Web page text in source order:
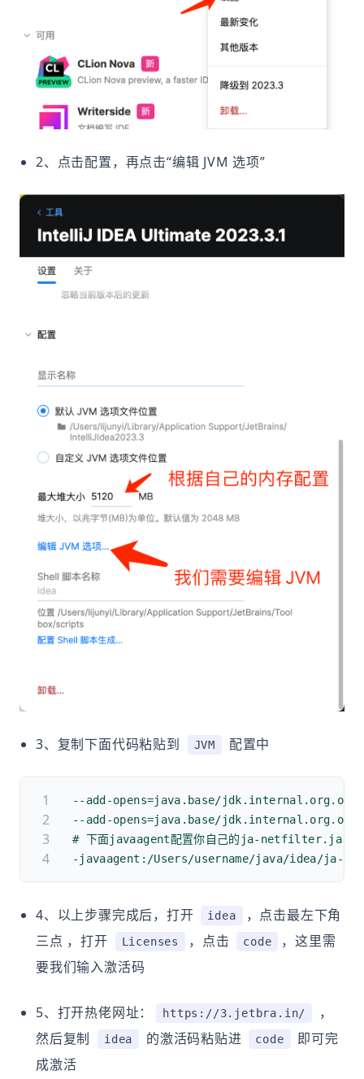
2、点击配置，再点击“编辑 JVM 选项”
3、复制下面代码粘贴到 JVM 配置中
--add-opens=java.base/
--add-opens=java.base/
# 下面javaagent配置你自己的ja-netfilter.jar路
-javaagent:/Users/username/java/idea/
4、以上步骤完成后，打开 idea
，点击最左下角
三点 ，打开
Licenses ，点击 code
，这里需
要我们输入激活码
5、打开热佬网址： https://3.jetbra.in/
，
然后复制
idea 的激活码粘贴进 code
即可完
成激活